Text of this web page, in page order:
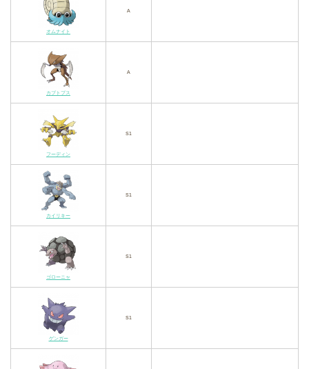
オムナイト
A
カブトプス
A
フーディン
S1
カイリキー
S1
ゴローニャ
S1
ゲンガー
S1